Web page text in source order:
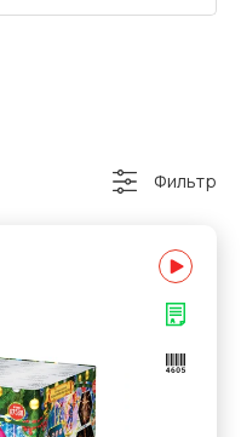
Фильтр